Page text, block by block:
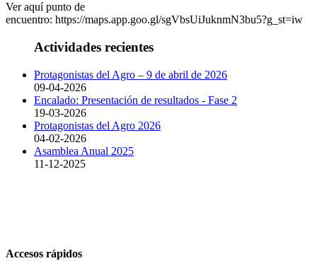
Ver aquí punto de
encuentro: https://maps.app.goo.gl/sgVbsUiJuknmN3bu5?g_st=iw
Actividades recientes
Protagonistas del Agro – 9 de abril de 2026
09-04-2026
Encalado: Presentación de resultados - Fase 2
19-03-2026
Protagonistas del Agro 2026
04-02-2026
Asamblea Anual 2025
11-12-2025
Accesos rápidos